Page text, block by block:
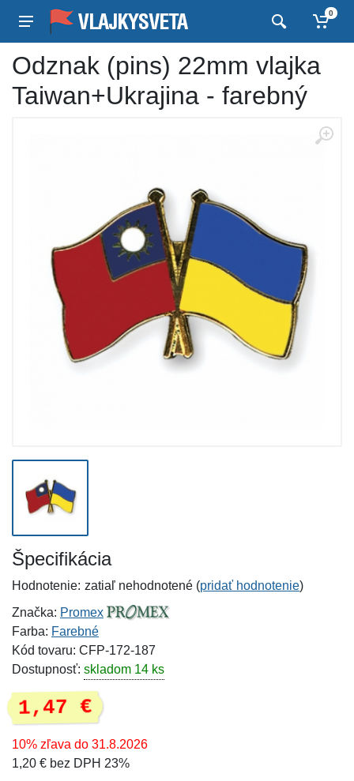
0
Odznak (pins) 22mm vlajka
Taiwan+Ukrajina - farebný
Špecifikácia
Hodnotenie: zatiaľ nehodnotené (pridať hodnotenie)
Značka: Promex
Farba: Farebné
Kód tovaru: CFP-172-187
Dostupnosť: skladom 14 ks
1,47 €
10% zľava do 31.8.2026
1,20 € bez DPH 23%